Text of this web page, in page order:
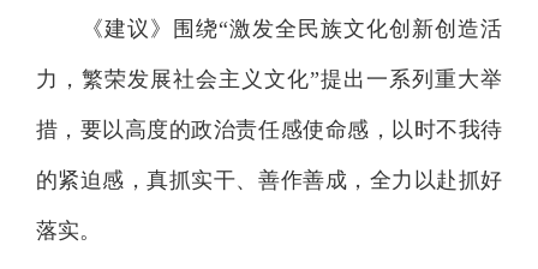
《建议》围绕“激发全民族文化创新创造活
力，繁荣发展社会主义文化”提出一系列重大举
措，要以高度的政治责任感使命感，以时不我待
的紧迫感，真抓实干、善作善成，全力以赴抓好
落实。